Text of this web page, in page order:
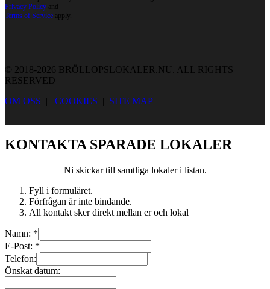
Privacy Policy and
Terms of Service apply.
© 2018-2026 BRÖLLOPSLOKALER.NU. ALL RIGHTS
RESERVED
OM OSS | COOKIES | SITE MAP
KONTAKTA SPARADE LOKALER
Ni skickar till samtliga lokaler i listan.
Fyll i formuläret.
Förfrågan är inte bindande.
All kontakt sker direkt mellan er och lokal
Namn: *
E-Post: *
Telefon:
Önskat datum: